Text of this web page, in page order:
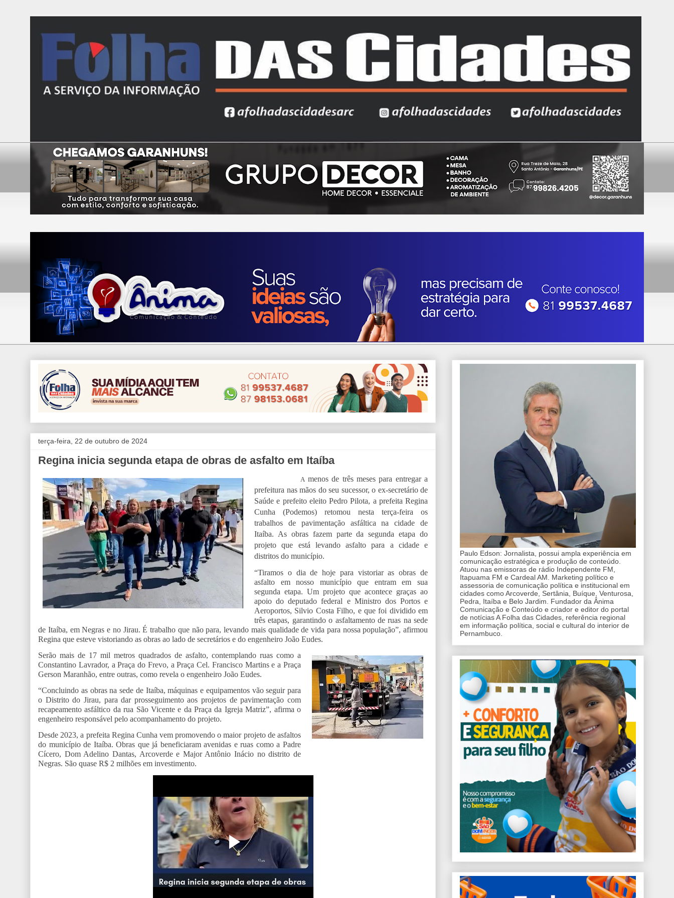
terça-feira, 22 de outubro de 2024
Regina inicia segunda etapa de obras de asfalto em Itaíba
A menos de três meses para entregar a
prefeitura nas mãos do seu sucessor, o ex-secretário de
Saúde e prefeito eleito Pedro Pilota, a prefeita Regina
Cunha (Podemos) retomou nesta terça-feira os
trabalhos de pavimentação asfáltica na cidade de
Itaíba. As obras fazem parte da segunda etapa do
projeto que está levando asfalto para a cidade e
distritos do município.
“Tiramos o dia de hoje para vistoriar as obras de
asfalto em nosso município que entram em sua
segunda etapa. Um projeto que acontece graças ao
apoio do deputado federal e Ministro dos Portos e
Aeroportos, Silvio Costa Filho, e que foi dividido em
três etapas, garantindo o asfaltamento de ruas na sede
de Itaíba, em Negras e no Jirau. É trabalho que não para, levando mais qualidade de vida para nossa população”, afirmou
Regina que esteve vistoriando as obras ao lado de secretários e do engenheiro João Eudes.
Serão mais de 17 mil metros quadrados de asfalto, contemplando ruas como a
Constantino Lavrador, a Praça do Frevo, a Praça Cel. Francisco Martins e a Praça
Gerson Maranhão, entre outras, como revela o engenheiro João Eudes.
“Concluindo as obras na sede de Itaíba, máquinas e equipamentos vão seguir para
o Distrito do Jirau, para dar prosseguimento aos projetos de pavimentação com
recapeamento asfáltico da rua São Vicente e da Praça da Igreja Matriz”, afirma o
engenheiro responsável pelo acompanhamento do projeto.
Desde 2023, a prefeita Regina Cunha vem promovendo o maior projeto de asfaltos
do município de Itaíba. Obras que já beneficiaram avenidas e ruas como a Padre
Cícero, Dom Adelino Dantas, Arcoverde e Major Antônio Inácio no distrito de
Negras. São quase R$ 2 milhões em investimento.
Paulo Edson: Jornalista, possui ampla experiência em
comunicação estratégica e produção de conteúdo.
Atuou nas emissoras de rádio Independente FM,
Itapuama FM e Cardeal AM. Marketing político e
assessoria de comunicação política e institucional em
cidades como Arcoverde, Sertânia, Buíque, Venturosa,
Pedra, Itaíba e Belo Jardim. Fundador da Ânima
Comunicação e Conteúdo e criador e editor do portal
de notícias A Folha das Cidades, referência regional
em informação política, social e cultural do interior de
Pernambuco.